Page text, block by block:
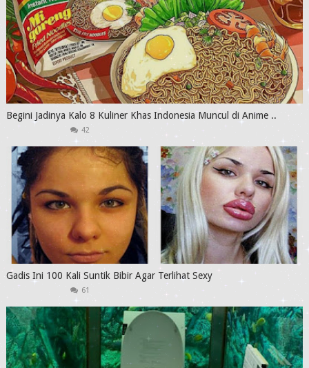
Begini Jadinya Kalo 8 Kuliner Khas Indonesia Muncul di Anime ..
42
Gadis Ini 100 Kali Suntik Bibir Agar Terlihat Sexy
61